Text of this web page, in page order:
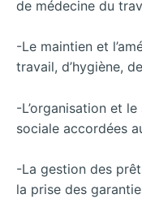
de médecine du
-Le maintien et
travail, d’hygiène,
-L’organisation et
sociale accordées
-La gestion des
la prise des